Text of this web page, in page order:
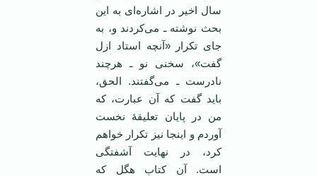
سال اخیر در اشاره‌ای به این
بحث نوشته ـ می‌کردند و، به
جای تکرار «آنچه استاد ازل
گفت»، سخنی نو ـ هرچند
نادرست ـ می‌گفتند. الحق،
باید گفت که آن عبارت، که
من در پایان تعلیقۀ نخست
آوردم و اینجا نیز تکرار خواهم
کرد، در ‌‌نهایت آشفتگی
است. آن کتاب هگل که